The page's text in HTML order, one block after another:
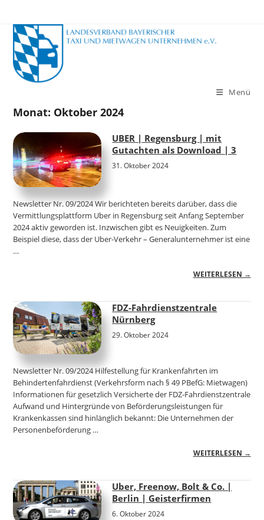
Inhalt
springen
Menü
Monat: Oktober 2024
UBER | Regensburg | mit
Gutachten als Download | 3
31. Oktober 2024
Newsletter Nr. 09/2024 Wir berichteten bereits darüber, dass die
Vermittlungsplattform Uber in Regensburg seit Anfang September
2024 aktiv geworden ist. Inzwischen gibt es Neuigkeiten. Zum
Beispiel diese, dass der Uber-Verkehr – Generalunternehmer ist eine
…
WEITERLESEN →
FDZ-Fahrdienstzentrale
Nürnberg
29. Oktober 2024
Newsletter Nr. 09/2024 Hilfestellung für Krankenfahrten im
Behindertenfahrdienst (Verkehrsform nach § 49 PBefG: Mietwagen)
Informationen für gesetzlich Versicherte der FDZ-Fahrdienstzentrale
Aufwand und Hintergründe von Beförderungsleistungen für
Krankenkassen sind hinlänglich bekannt: Die Unternehmen der
Personenbeförderung …
WEITERLESEN →
Uber, Freenow, Bolt & Co. |
Berlin | Geisterfirmen
6. Oktober 2024